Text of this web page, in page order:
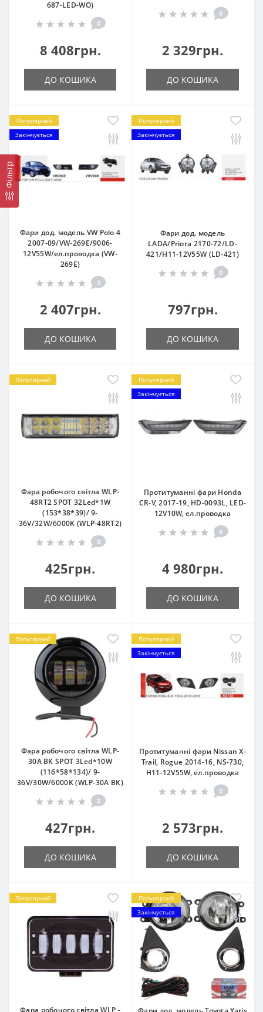
Фільтр
687-LED-WO)
0
8 408грн.
ДО КОШИКА
0
2 329грн.
ДО КОШИКА
Популярний
Закінчується
Фари дод. модель VW Polo 4
2007-09/VW-269E/9006-
12V55W/ел.проводка (VW-
269E)
0
2 407грн.
ДО КОШИКА
Популярний
Закінчується
Фари дод. модель
LADA/Priora 2170-72/LD-
421/H11-12V55W (LD-421)
0
797грн.
ДО КОШИКА
Популярний
Фара робочого світла WLP-
48RT2 SPOT 32Led*1W
(153*38*39)/ 9-
36V/32W/6000K (WLP-48RT2)
0
425грн.
ДО КОШИКА
Популярний
Закінчується
Протитуманні фари Honda
CR-V, 2017-19, HD-0093L, LED-
12V10W, ел.проводка
0
4 980грн.
ДО КОШИКА
Популярний
Фара робочого світла WLP-
30A BK SPOT 3Led*10W
(116*58*134)/ 9-
36V/30W/6000K (WLP-30A BK)
0
427грн.
ДО КОШИКА
Популярний
Закінчується
Протитуманні фари Nissan X-
Trail, Rogue 2014-16, NS-730,
H11-12V55W, eл.проводка
0
2 573грн.
ДО КОШИКА
Популярний
Фара робочого світла WLP -
Популярний
Закінчується